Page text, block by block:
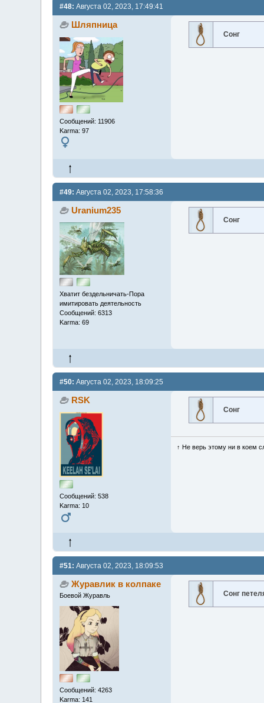
#48: Августа 02, 2023, 17:49:41
Шляпница
Сообщений: 11906
Karma: 97
Сонг
#49: Августа 02, 2023, 17:58:36
Uranium235
Хватит бездельничать-Пора
имитировать деятельность
Сообщений: 6313
Karma: 69
Сонг
#50: Августа 02, 2023, 18:09:25
RSK
Сообщений: 538
Karma: 10
Сонг
↑ Не верь этому ни в коем
#51: Августа 02, 2023, 18:09:53
Журавлик в колпаке
Боевой Журавль
Сообщений: 4263
Karma: 141
Сонг